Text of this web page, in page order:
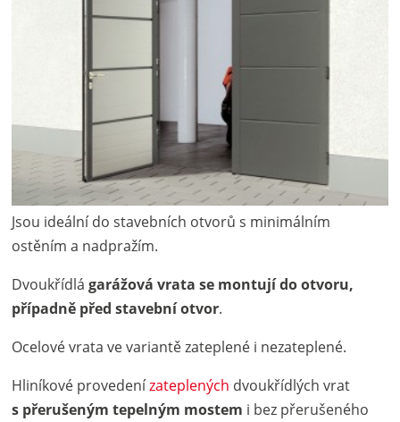
Jsou ideální do stavebních otvorů s minimálním
ostěním a nadpražím.
Dvoukřídlágarážová vrata se montují do otvoru,
případně před stavební otvor.
Ocelové vrata ve variantě zateplené i nezateplené.
Hliníkové provedenízateplených dvoukřídlých vrat
s přerušeným tepelným mostem i bez přerušeného